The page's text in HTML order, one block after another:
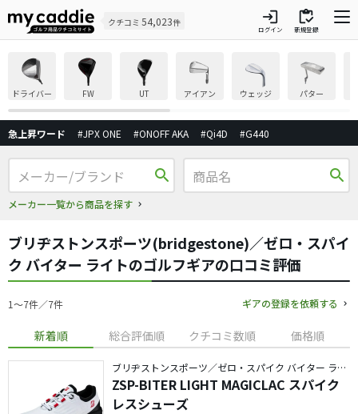
クチコミ 54,023件 login
ログイン
inventory
新規登録
ドライバー FW UT アイアン ウェッジ パター
急上昇ワード #JPX ONE #ONOFF AKA #Qi4D #G440
search
メーカー一覧から商品を探す
search
ブリヂストンスポーツ(bridgestone)／ゼロ・スパイ
ク バイター ライトのゴルフギアの口コミ評価
1〜7件／7件 ギアの登録を依頼する
新着順 総合評価順 クチコミ数順 価格順
ブリヂストンスポーツ／ゼロ・スパイク バイター ライト
ZSP-BITER LIGHT MAGICLAC スパイク
レスシューズ